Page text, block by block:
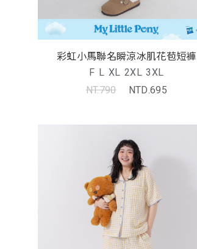
彩虹小馬聯名瞬涼冰肌花苞短褲
F L XL 2XL 3XL
NT.790
NTD.695